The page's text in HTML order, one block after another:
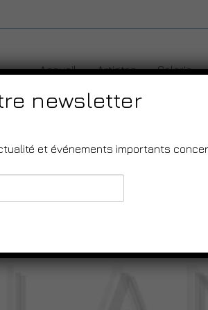
Accueil Artistes Galerie
Pablo Figueroa et
newsletter
et événements importants